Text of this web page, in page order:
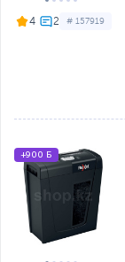
4 # 157919
+900 Б